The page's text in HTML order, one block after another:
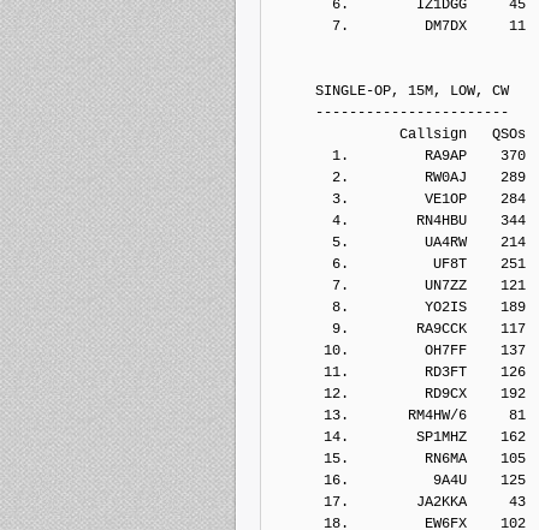
6.        IZ1DGG     45
7.         DM7DX     11
SINGLE-OP, 15M, LOW, CW
-----------------------
Callsign   QSOs  Points
1.         RA9AP    370
2.         RW0AJ    289
3.         VE1OP    284
4.        RN4HBU    344
5.         UA4RW    214
6.          UF8T    251
7.         UN7ZZ    121
8.         YO2IS    189
9.        RA9CCK    117
10.         OH7FF    137
11.         RD3FT    126
12.         RD9CX    192
13.       RM4HW/6     81
14.        SP1MHZ    162
15.         RN6MA    105
16.          9A4U    125
17.        JA2KKA     43
18.         EW6FX    102